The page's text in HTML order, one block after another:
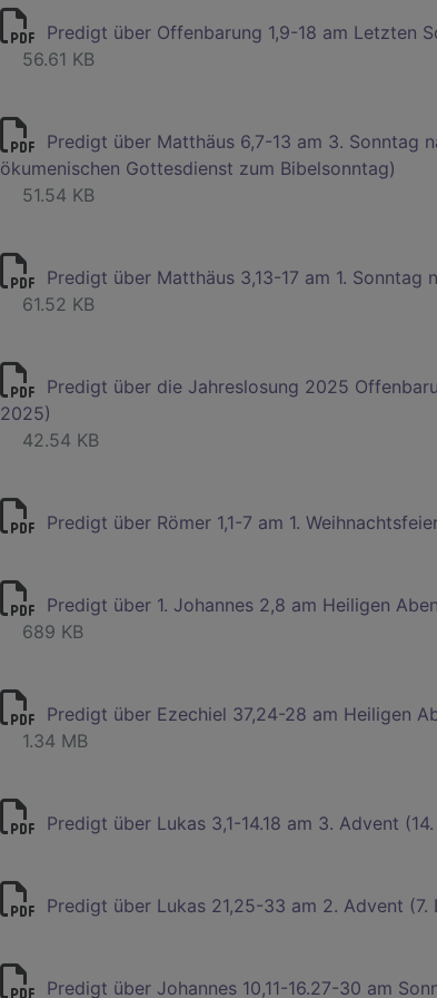
Predigt über Offenbarung 1,9-18 am Letzten
56.61 KB
Predigt über Matthäus 6,7-13 am 3. Sonntag
ökumenischen Gottesdienst zum Bibelsonntag)
51.54 KB
Predigt über Matthäus 3,13-17 am 1. Sonntag
61.52 KB
Predigt über die Jahreslosung 2025
2025)
42.54 KB
Predigt über Römer 1,1-7 am 1.
Predigt über 1. Johannes 2,8 am Heiligen
689 KB
Predigt über Ezechiel 37,24-28 am Heiligen
1.34 MB
Predigt über Lukas 3,1-14.18 am 3. Advent
Predigt über Lukas 21,25-33 am 2. Advent (7.
Predigt über Johannes 10,11-16.27-30 am